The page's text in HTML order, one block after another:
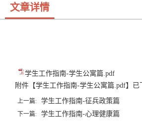
文章详情
学生工作指南-学生公寓篇.pdf
附件【学生工作指南-学生公寓篇.pdf】已
上一篇: 学生工作指南-征兵政策篇
下一篇: 学生工作指南-心理健康篇